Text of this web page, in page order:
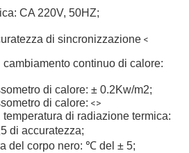
CA 220V, 50HZ;
di sincronizzazione<
continuo di calore:
di calore: ± 0.2Kw/m2;
di calore: <>
di radiazione termica:
di accuratezza;
del corpo nero: ℃ del ± 5;